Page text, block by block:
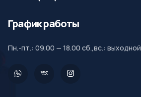
График работы
Пн.-пт.: 09.00 — 18.00 сб.,вс.: выходной